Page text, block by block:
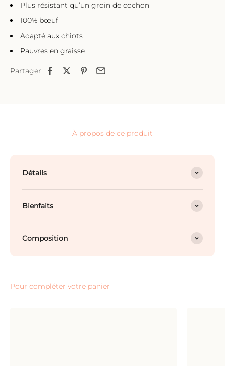
Plus résistant qu’un groin de cochon
100% bœuf
Adapté aux chiots
Pauvres en graisse
Partager
À propos de ce produit
Détails
Bienfaits
Composition